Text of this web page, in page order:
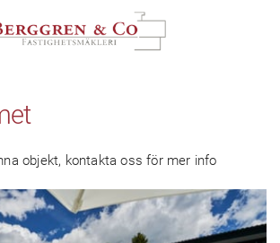
objekt, kontakta oss för mer info
mäklaren för visning Kommande